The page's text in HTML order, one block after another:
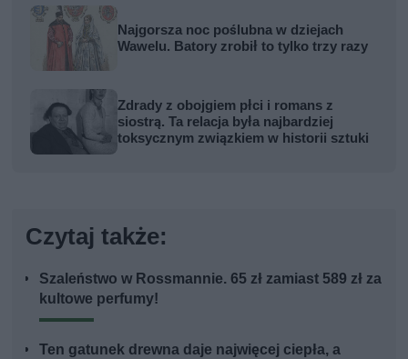
Najgorsza noc poślubna w dziejach
Wawelu. Batory zrobił to tylko trzy razy
Zdrady z obojgiem płci i romans z
siostrą. Ta relacja była najbardziej
toksycznym związkiem w historii sztuki
Czytaj także:
Szaleństwo w Rossmannie. 65 zł zamiast 589 zł za
kultowe perfumy!
Ten gatunek drewna daje najwięcej ciepła, a